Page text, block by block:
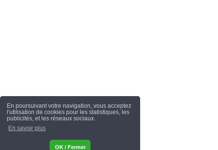
En poursuivant votre navigation, vous acceptez
l'utilisation de cookies pour les statistiques, les
publicités, et les réseaux sociaux.
En savoir plus
OK / Fermer